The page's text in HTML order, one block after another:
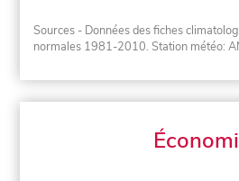
Sources - Données des fiches
normales 1981-2010. Station météo: